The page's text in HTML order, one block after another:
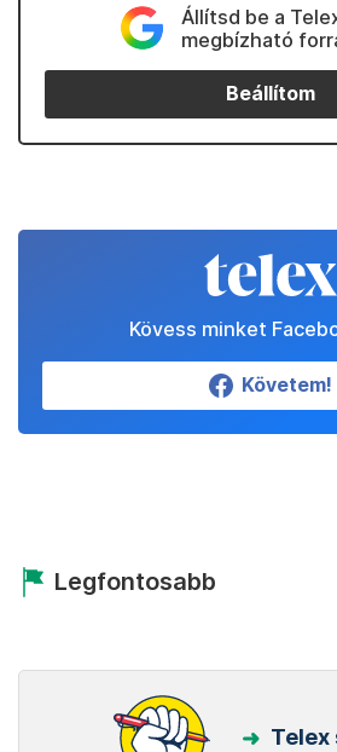
Állítsd be a
megbízható
Beállítom
Kövess minket
Követem!
Legfontosabb
Telex